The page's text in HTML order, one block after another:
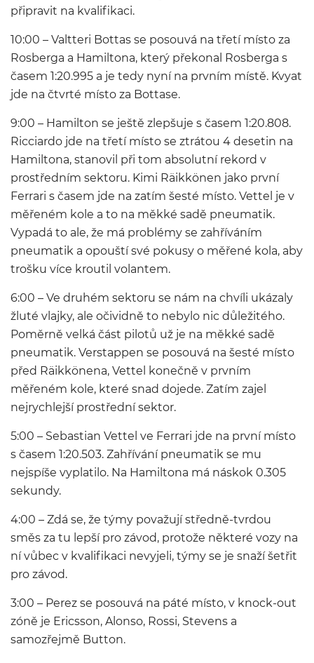
připravit na kvalifikaci.
10:00 – Valtteri Bottas se posouvá na třetí místo za
Rosberga a Hamiltona, který překonal Rosberga s
časem 1:20.995 a je tedy nyní na prvním místě. Kvyat
jde na čtvrté místo za Bottase.
9:00 – Hamilton se ještě zlepšuje s časem 1:20.808.
Ricciardo jde na třetí místo se ztrátou 4 desetin na
Hamiltona, stanovil při tom absolutní rekord v
prostředním sektoru. Kimi Räikkönen jako první
Ferrari s časem jde na zatím šesté místo. Vettel je v
měřeném kole a to na měkké sadě pneumatik.
Vypadá to ale, že má problémy se zahříváním
pneumatik a opouští své pokusy o měřené kola, aby
trošku více kroutil volantem.
6:00 – Ve druhém sektoru se nám na chvíli ukázaly
žluté vlajky, ale očividně to nebylo nic důležitého.
Poměrně velká část pilotů už je na měkké sadě
pneumatik. Verstappen se posouvá na šesté místo
před Räikkönena, Vettel konečně v prvním
měřeném kole, které snad dojede. Zatím zajel
nejrychlejší prostřední sektor.
5:00 – Sebastian Vettel ve Ferrari jde na první místo
s časem 1:20.503. Zahřívání pneumatik se mu
nejspíše vyplatilo. Na Hamiltona má náskok 0.305
sekundy.
4:00 – Zdá se, že týmy považují středně-tvrdou
směs za tu lepší pro závod, protože některé vozy na
ní vůbec v kvalifikaci nevyjeli, týmy se je snaží šetřit
pro závod.
3:00 – Perez se posouvá na páté místo, v knock-out
zóně je Ericsson, Alonso, Rossi, Stevens a
samozřejmě Button.